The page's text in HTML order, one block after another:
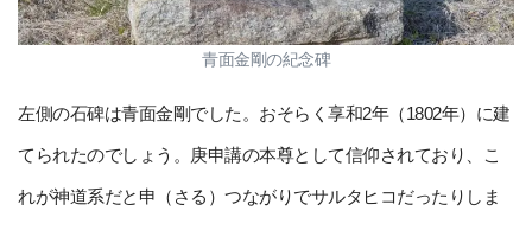
青面金剛の紀念碑
左側の石碑は青面金剛でした。おそらく享和2年（1802年）に建
てられたのでしょう。庚申講の本尊として信仰されており、こ
れが神道系だと申（さる）つながりでサルタヒコだったりしま